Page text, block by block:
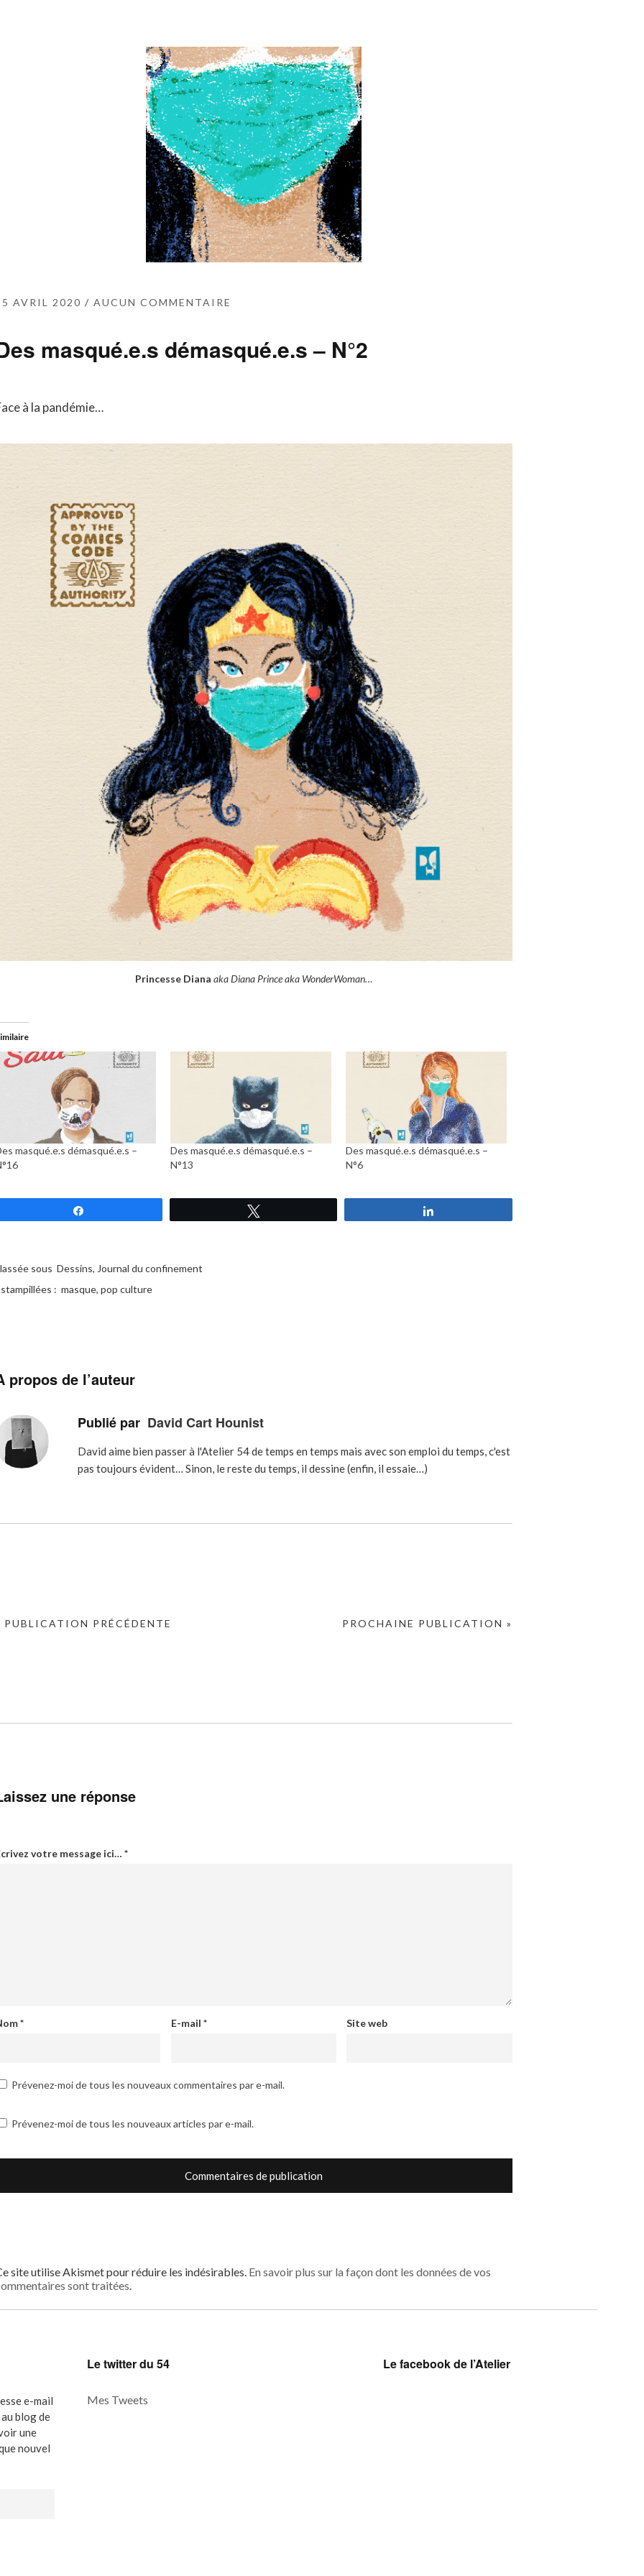
AVRIL 2020 AUCUN COMMENTAIRE
masqué.e.s démasqué.e.s – N°2
à la pandémie…
Princesse Diana aka Diana Prince aka WonderWoman…
masqué.e.s démasqué.e.s –
Des masqué.e.s démasqué.e.s –
N°13
Des masqué.e.s démasqué.e.s –
N°6
sous Dessins, Journal du confinement
: masque, pop culture
propos de l’auteur
Publié par David Cart Hounist
David aime bien passer à l'Atelier 54 de temps en temps mais avec son emploi du temps, c'est
pas toujours évident… Sinon, le reste du temps, il dessine (enfin, il essaie…)
PROCHAINE PUBLICATION »
PUBLICATION PRÉCÉDENTE
une réponse
votre message ici… *
* E-mail * Site web
Prévenez-moi de tous les nouveaux commentaires par e-mail.
Prévenez-moi de tous les nouveaux articles par e-mail.
site utilise Akismet pour réduire les indésirables. En savoir plus sur la façon dont les données de vos
sont traitées.
e-mail
blog de
une
nouvel
Le twitter du 54
Mes Tweets
Le facebook de l’Atelier